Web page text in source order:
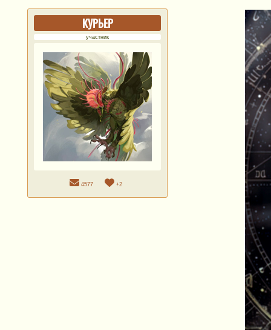
КУРЬЕР
участник
4577 +2